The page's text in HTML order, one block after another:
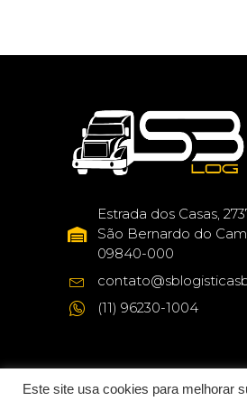
Estrada dos Casas,
São Bernardo do
09840-000
(11) 96230-1004
Este site usa cookies para melhorar